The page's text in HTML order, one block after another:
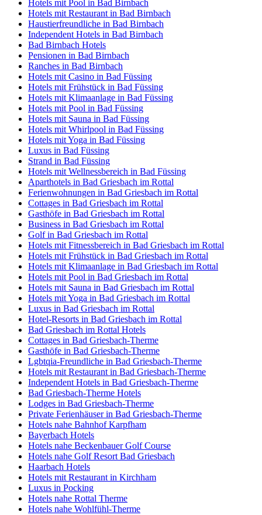
Hotels mit Pool in Bad Birnbach
Hotels mit Restaurant in Bad Birnbach
Haustierfreundliche in Bad Birnbach
Independent Hotels in Bad Birnbach
Bad Birnbach Hotels
Pensionen in Bad Birnbach
Ranches in Bad Birnbach
Hotels mit Casino in Bad Füssing
Hotels mit Frühstück in Bad Füssing
Hotels mit Klimaanlage in Bad Füssing
Hotels mit Pool in Bad Füssing
Hotels mit Sauna in Bad Füssing
Hotels mit Whirlpool in Bad Füssing
Hotels mit Yoga in Bad Füssing
Luxus in Bad Füssing
Strand in Bad Füssing
Hotels mit Wellnessbereich in Bad Füssing
Aparthotels in Bad Griesbach im Rottal
Ferienwohnungen in Bad Griesbach im Rottal
Cottages in Bad Griesbach im Rottal
Gasthöfe in Bad Griesbach im Rottal
Business in Bad Griesbach im Rottal
Golf in Bad Griesbach im Rottal
Hotels mit Fitnessbereich in Bad Griesbach im Rottal
Hotels mit Frühstück in Bad Griesbach im Rottal
Hotels mit Klimaanlage in Bad Griesbach im Rottal
Hotels mit Pool in Bad Griesbach im Rottal
Hotels mit Sauna in Bad Griesbach im Rottal
Hotels mit Yoga in Bad Griesbach im Rottal
Luxus in Bad Griesbach im Rottal
Hotel-Resorts in Bad Griesbach im Rottal
Bad Griesbach im Rottal Hotels
Cottages in Bad Griesbach-Therme
Gasthöfe in Bad Griesbach-Therme
Lgbtqia-Freundliche in Bad Griesbach-Therme
Hotels mit Restaurant in Bad Griesbach-Therme
Independent Hotels in Bad Griesbach-Therme
Bad Griesbach-Therme Hotels
Lodges in Bad Griesbach-Therme
Private Ferienhäuser in Bad Griesbach-Therme
Hotels nahe Bahnhof Karpfham
Bayerbach Hotels
Hotels nahe Beckenbauer Golf Course
Hotels nahe Golf Resort Bad Griesbach
Haarbach Hotels
Hotels mit Restaurant in Kirchham
Luxus in Pocking
Hotels nahe Rottal Therme
Hotels nahe Wohlfühl-Therme